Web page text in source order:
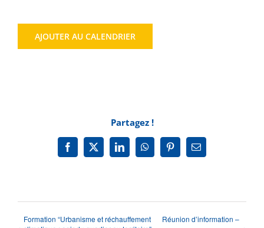
AJOUTER AU CALENDRIER
Partagez !
Facebook
X LinkedInWhatsAppPinterestEmail
Formation “Urbanisme et réchauffement
Réunion d’information –